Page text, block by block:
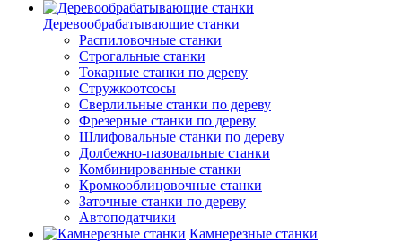
Деревообрабатывающие станки
Распиловочные станки
Строгальные станки
Токарные станки по дереву
Стружкоотсосы
Сверлильные станки по дереву
Фрезерные станки по дереву
Шлифовальные станки по дереву
Долбежно-пазовальные станки
Комбинированные станки
Кромкооблицовочные станки
Заточные станки по дереву
Автоподатчики
Камнерезные станки